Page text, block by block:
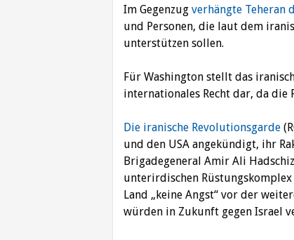
Im Gegenzug verhängte Teheran
und Personen, die laut dem
unterstützen sollen.
Für Washington stellt das
internationales Recht dar, da
Die iranische Revolutionsgarde
und den USA angekündigt, ihr
Brigadegeneral Amir Ali
unterirdischen
Land „keine Angst“ vor der
würden in Zukunft gegen Israel